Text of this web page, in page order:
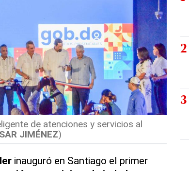
de atenciones y servicios al
JIMÉNEZ)
inauguró en Santiago el primer